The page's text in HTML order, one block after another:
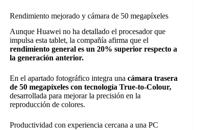
Rendimiento mejorado y cámara de 50 megapíxeles
Aunque Huawei no ha detallado el procesador que
impulsa esta tablet, la compañía afirma que el
rendimiento general es un 20% superior respecto a
la generación anterior.
En el apartado fotográfico integra una cámara trasera
de 50 megapíxeles con tecnología True-to-Colour,
desarrollada para mejorar la precisión en la
reproducción de colores.
Productividad con experiencia cercana a una PC